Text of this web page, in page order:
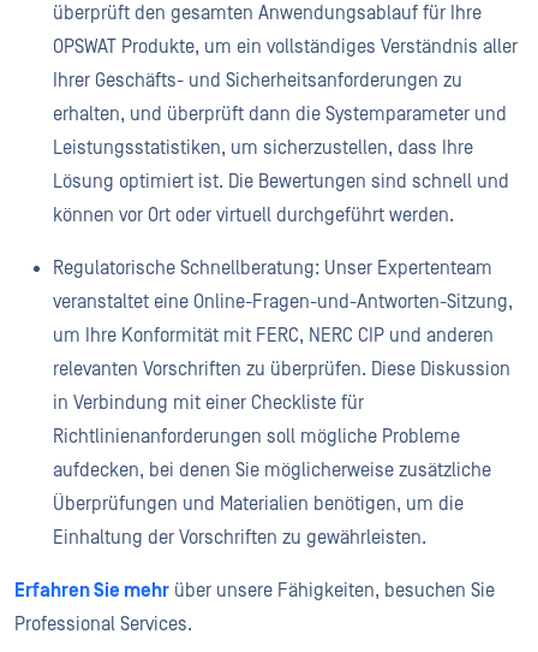
überprüft den gesamten Anwendungsablauf für Ihre
OPSWAT Produkte, um ein vollständiges Verständnis aller
Ihrer Geschäfts- und Sicherheitsanforderungen zu
erhalten, und überprüft dann die Systemparameter und
Leistungsstatistiken, um sicherzustellen, dass Ihre
Lösung optimiert ist. Die Bewertungen sind schnell und
können vor Ort oder virtuell durchgeführt werden.
Regulatorische Schnellberatung: Unser Expertenteam
veranstaltet eine Online-Fragen-und-Antworten-Sitzung,
um Ihre Konformität mit FERC, NERC CIP und anderen
relevanten Vorschriften zu überprüfen. Diese Diskussion
in Verbindung mit einer Checkliste für
Richtlinienanforderungen soll mögliche Probleme
aufdecken, bei denen Sie möglicherweise zusätzliche
Überprüfungen und Materialien benötigen, um die
Einhaltung der Vorschriften zu gewährleisten.
Erfahren Sie mehr über unsere Fähigkeiten, besuchen Sie
Professional Services.